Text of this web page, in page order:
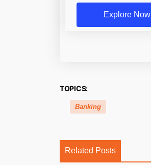
Explore Now
TOPICS:
Banking
Related Posts